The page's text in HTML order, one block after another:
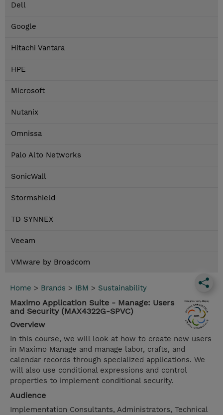
Dell
Google
Hitachi Vantara
HPE
Microsoft
Nutanix
Omnissa
Palo Alto Networks
SonicWall
Stormshield
TD SYNNEX
Veeam
VMware by Broadcom
Home > Brands > IBM > Sustainability
Maximo Application Suite - Manage: Users
and Security (MAX4322G-SPVC)
Overview
In this course, we will look at how to create new users
in Maximo Manage and manage labor, crafts, and
calendar records through specialized applications. We
will also use conditional expressions and control
properties to implement conditional security.
Audience
Implementation Consultants, Administrators, Technical